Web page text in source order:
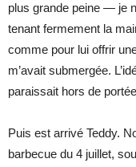
plus grande peine — je
tenant fermement la
comme pour lui offrir
m’avait submergée.
paraissait hors de
Puis est arrivé Teddy.
barbecue du 4 juillet,